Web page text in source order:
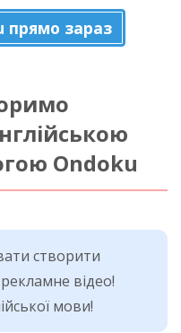
прямо зараз
Ondoku
створити
відео!
мови!